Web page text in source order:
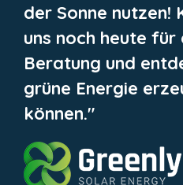
der Sonne nutzen!
uns noch heute
Beratung und
grüne Energie
können."